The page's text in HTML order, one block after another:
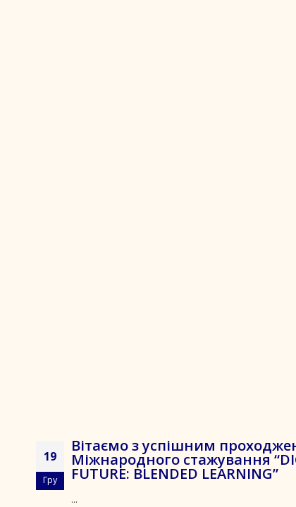
19
Гру
Вітаємо з успішним
Міжнародного стажування
FUTURE: BLENDED LEARNING”
...